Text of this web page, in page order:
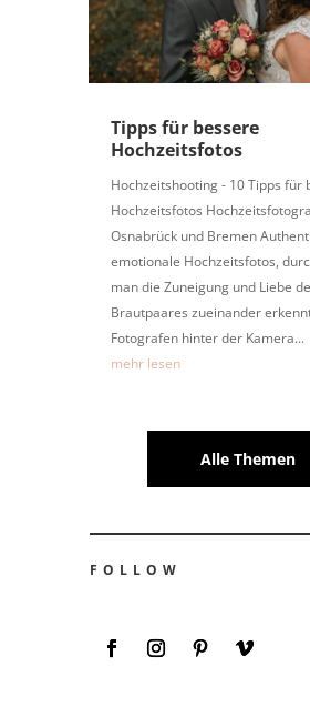
Tipps für bessere
Hochzeitsfotos
Hochzeitshooting - 10 Tipps für
Hochzeitsfotos
Osnabrück und Bremen
emotionale Hochzeitsfotos,
man die Zuneigung und Liebe
Brautpaares zueinander
Fotografen hinter der Kamera...
mehr lesen
Alle Themen
FOLLOW